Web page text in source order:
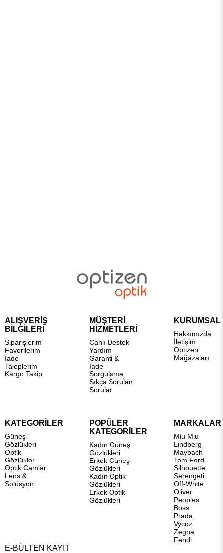
ALIŞVERİŞ
BİLGİLERİ
Siparişlerim
Favorilerim
İade
Taleplerim
Kargo Takip
MÜŞTERİ
HİZMETLERİ
Canlı Destek
Yardım
Garanti &
İade
Sorgulama
Sıkça Sorulan
Sorular
KURUMSAL
Hakkımızda
İletişim
Optizen
Mağazaları
KATEGORİLER
Güneş
Gözlükleri
Optik
Gözlükler
Optik Camlar
Lens &
Solüsyon
POPÜLER
KATEGORİLER
Kadın Güneş
Gözlükleri
Erkek Güneş
Gözlükleri
Kadın Optik
Gözlükleri
Erkek Optik
Gözlükleri
MARKALAR
Miu Miu
Lindberg
Maybach
Tom Ford
Silhouette
Serengeti
Off-White
Oliver
Peoples
Boss
Prada
Vycoz
Zegna
Fendi
E-BÜLTEN KAYIT